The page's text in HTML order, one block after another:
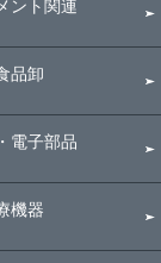
ント関連
品卸
電子部品
機器